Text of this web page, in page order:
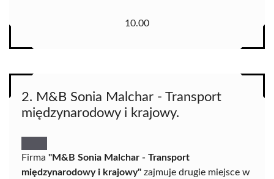
10.00
2. M&B Sonia Malchar - Transport
międzynarodowy i krajowy.
Firma "M&B Sonia Malchar - Transport
międzynarodowy i krajowy" zajmuje drugie miejsce w